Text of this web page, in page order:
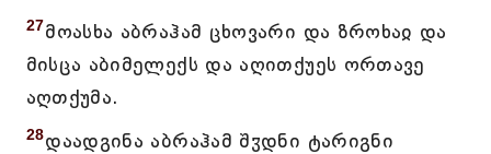
27მოასხა აბრაჰამ ცხოვარი და ზროხაჲ და
მისცა აბიმელექს და აღითქუეს ორთავე
აღთქუმა.
28დაადგინა აბრაჰამ შჳდნი ტარიგნი